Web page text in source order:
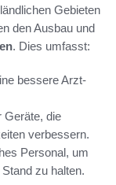
Gebieten
den Ausbau und
. Dies umfasst:
bessere Arzt-
Geräte, die
verbessern.
Personal, um
zu halten.